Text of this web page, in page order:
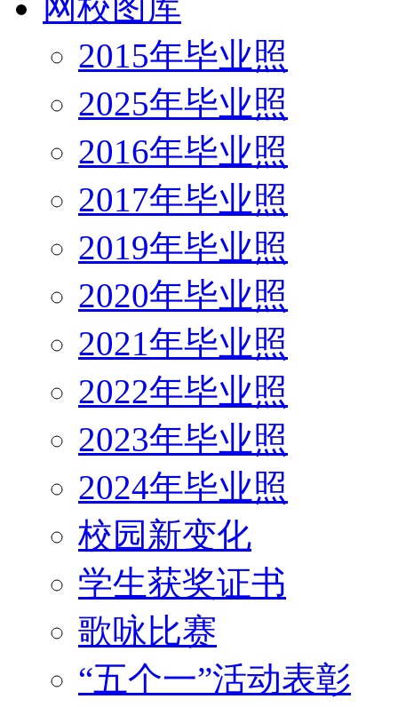
2015年毕业照
2025年毕业照
2016年毕业照
2017年毕业照
2019年毕业照
2020年毕业照
2021年毕业照
2022年毕业照
2023年毕业照
2024年毕业照
校园新变化
学生获奖证书
歌咏比赛
“五个一”活动表彰